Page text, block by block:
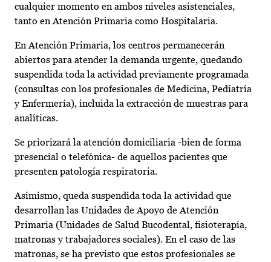
cualquier momento en ambos niveles asistenciales,
tanto en Atención Primaria como Hospitalaria.
En Atención Primaria, los centros permanecerán
abiertos para atender la demanda urgente, quedando
suspendida toda la actividad previamente programada
(consultas con los profesionales de Medicina, Pediatría
y Enfermería), incluida la extracción de muestras para
analíticas.
Se priorizará la atención domiciliaria -bien de forma
presencial o telefónica- de aquellos pacientes que
presenten patología respiratoria.
Asimismo, queda suspendida toda la actividad que
desarrollan las Unidades de Apoyo de Atención
Primaria (Unidades de Salud Bucodental, fisioterapia,
matronas y trabajadores sociales). En el caso de las
matronas, se ha previsto que estos profesionales se